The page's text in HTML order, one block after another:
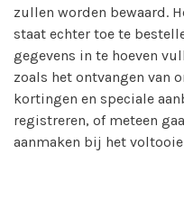
zullen worden bewaard.
staat echter toe te
gegevens in te hoeven
zoals het ontvangen van
kortingen en speciale
registreren, of meteen
aanmaken bij het